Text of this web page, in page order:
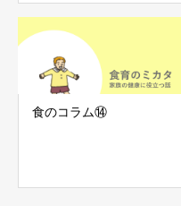
食のコラム⑭